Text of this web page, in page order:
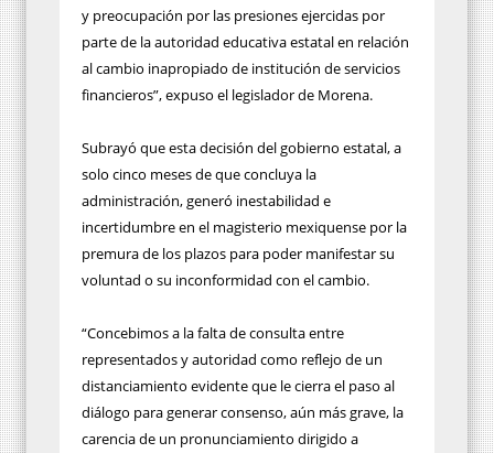
y preocupación por las presiones ejercidas por
parte de la autoridad educativa estatal en relación
al cambio inapropiado de institución de servicios
financieros”, expuso el legislador de Morena.
Subrayó que esta decisión del gobierno estatal, a
solo cinco meses de que concluya la
administración, generó inestabilidad e
incertidumbre en el magisterio mexiquense por la
premura de los plazos para poder manifestar su
voluntad o su inconformidad con el cambio.
“Concebimos a la falta de consulta entre
representados y autoridad como reflejo de un
distanciamiento evidente que le cierra el paso al
diálogo para generar consenso, aún más grave, la
carencia de un pronunciamiento dirigido a